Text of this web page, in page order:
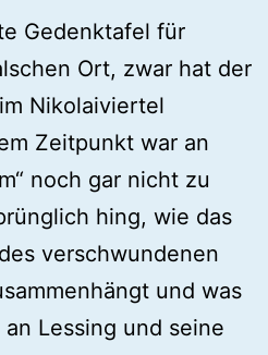
Gedenktafel für
Ort, zwar hat der
Nikolaiviertel
Zeitpunkt war an
noch gar nicht zu
hing, wie das
verschwundenen
und was
Lessing und seine